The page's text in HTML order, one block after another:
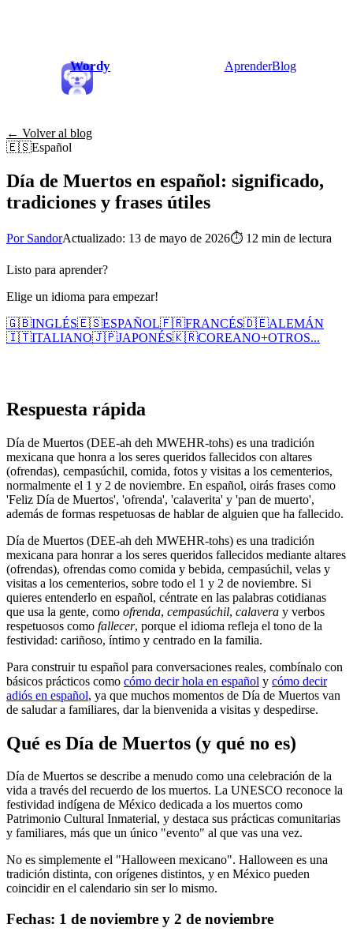
Wordy AprenderBlog
← Volver al blog
🇪🇸Español
Día de Muertos en español: significado,
tradiciones y frases útiles
Por SandorActualizado: 13 de mayo de 2026⏱ 12 min de lectura
Listo para aprender?
Elige un idioma para empezar!
🇬🇧INGLÉS🇪🇸ESPAÑOL🇫🇷FRANCÉS🇩🇪ALEMÁN
🇮🇹ITALIANO🇯🇵JAPONÉS🇰🇷COREANO+OTROS...
Respuesta rápida
Día de Muertos (DEE-ah deh MWEHR-tohs) es una tradición
mexicana que honra a los seres queridos fallecidos con altares
(ofrendas), cempasúchil, comida, fotos y visitas a los cementerios,
normalmente el 1 y 2 de noviembre. En español, oirás frases como
'Feliz Día de Muertos', 'ofrenda', 'calaverita' y 'pan de muerto',
además de formas respetuosas de hablar de alguien que ha fallecido.
Día de Muertos (DEE-ah deh MWEHR-tohs) es una tradición
mexicana para honrar a los seres queridos fallecidos mediante altares
(ofrendas), ofrendas como comida y bebida, cempasúchil, velas y
visitas a los cementerios, sobre todo el 1 y 2 de noviembre. Si
quieres entenderlo en español, céntrate en las palabras cotidianas
que usa la gente, como ofrenda, cempasúchil, calavera y verbos
respetuosos como fallecer, porque el idioma refleja el tono de la
festividad: cariñoso, íntimo y centrado en la familia.
Para construir tu español para conversaciones reales, combínalo con
básicos prácticos como cómo decir hola en español y cómo decir
adiós en español, ya que muchos momentos de Día de Muertos van
de saludar a familiares, dar la bienvenida a visitas y despedirse.
Qué es Día de Muertos (y qué no es)
Día de Muertos se describe a menudo como una celebración de la
vida a través del recuerdo de los muertos. La UNESCO reconoce la
festividad indígena de México dedicada a los muertos como
Patrimonio Cultural Inmaterial, y destaca sus prácticas comunitarias
y familiares, más que un único "evento" al que vas una vez.
No es simplemente el "Halloween mexicano". Halloween es una
tradición distinta, con orígenes distintos, y en México pueden
coincidir en el calendario sin ser lo mismo.
Fechas: 1 de noviembre y 2 de noviembre